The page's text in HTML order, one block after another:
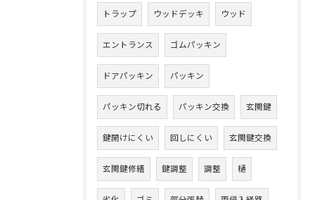
トラップ ウッドデッキ ウッド
エントランス ゴムパッキン
ドアパッキン パッキン
パッキン切れる パッキン交換 玄関鍵
鍵開けにくい 回しにくい 玄関鍵交換
玄関鍵修繕 鍵調整 調整 樋